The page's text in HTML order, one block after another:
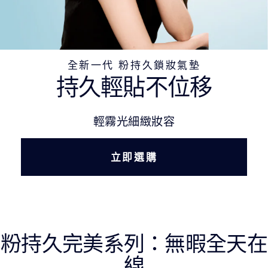
全新一代 粉持久鎖妝氣墊
持久輕貼不位移
輕霧光細緻妝容
立即選購
粉持久完美系列：無暇全天在